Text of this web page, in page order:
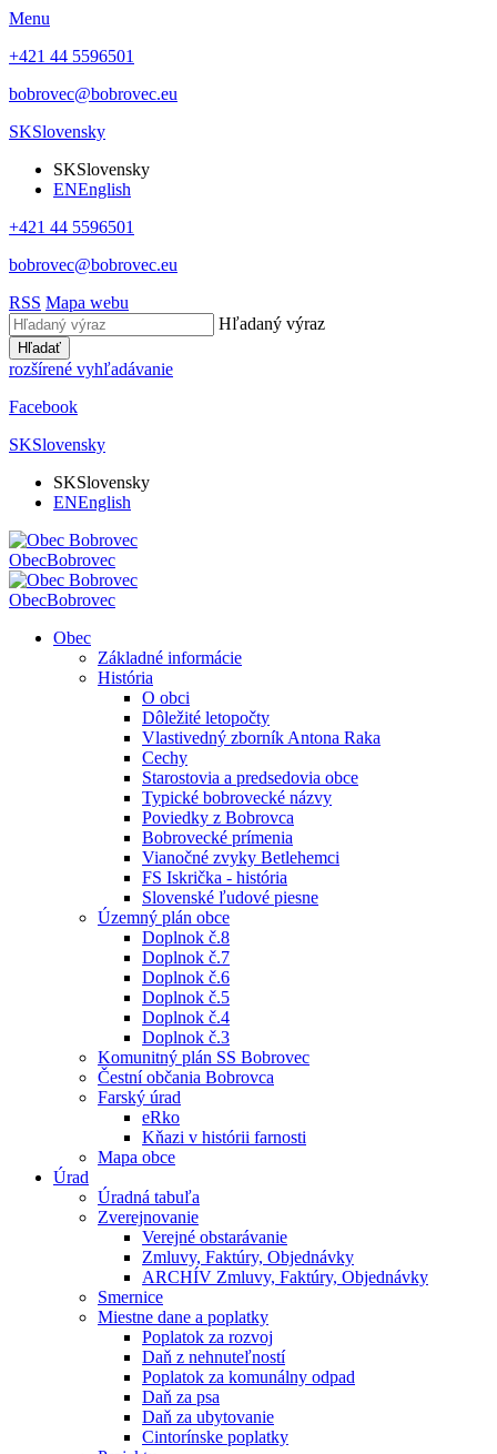
Menu
+421 44 5596501
bobrovec@bobrovec.eu
SKSlovensky
SKSlovensky
ENEnglish
+421 44 5596501
bobrovec@bobrovec.eu
RSS Mapa webu
Hľadaný výraz
Hľadať
rozšírené vyhľadávanie
Facebook
SKSlovensky
SKSlovensky
ENEnglish
ObecBobrovec
ObecBobrovec
Obec
Základné informácie
História
O obci
Dôležité letopočty
Vlastivedný zborník Antona Raka
Cechy
Starostovia a predsedovia obce
Typické bobrovecké názvy
Poviedky z Bobrovca
Bobrovecké prímenia
Vianočné zvyky Betlehemci
FS Iskrička - história
Slovenské ľudové piesne
Územný plán obce
Doplnok č.8
Doplnok č.7
Doplnok č.6
Doplnok č.5
Doplnok č.4
Doplnok č.3
Komunitný plán SS Bobrovec
Čestní občania Bobrovca
Farský úrad
eRko
Kňazi v histórii farnosti
Mapa obce
Úrad
Úradná tabuľa
Zverejnovanie
Verejné obstarávanie
Zmluvy, Faktúry, Objednávky
ARCHÍV Zmluvy, Faktúry, Objednávky
Smernice
Miestne dane a poplatky
Poplatok za rozvoj
Daň z nehnuteľností
Poplatok za komunálny odpad
Daň za psa
Daň za ubytovanie
Cintorínske poplatky